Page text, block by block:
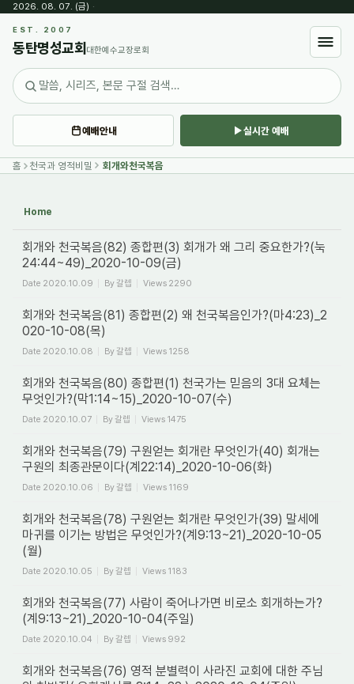
2026. 08. 07. (금) ·
EST. 2007
동탄명성교회 대한예수교장로회
예배안내 실시간 예배
홈 천국과 영적비밀 회개와천국복음
Home
회개와 천국복음(82) 종합편(3) 회개가 왜 그리 중요한가?(눅
24:44~49)_2020-10-09(금)
Date 2020.10.09 By갈렙 Views 2290
회개와 천국복음(81) 종합편(2) 왜 천국복음인가?(마4:23)_2
020-10-08(목)
Date 2020.10.08 By갈렙 Views 1258
회개와 천국복음(80) 종합편(1) 천국가는 믿음의 3대 요체는
무엇인가?(막1:14~15)_2020-10-07(수)
Date 2020.10.07 By갈렙 Views 1475
회개와 천국복음(79) 구원얻는 회개란 무엇인가(40) 회개는
구원의 최종관문이다(계22:14)_2020-10-06(화)
Date 2020.10.06 By갈렙 Views 1169
회개와 천국복음(78) 구원얻는 회개란 무엇인가(39) 말세에
마귀를 이기는 방법은 무엇인가?(계9:13~21)_2020-10-05
(월)
Date 2020.10.05 By갈렙 Views 1183
회개와 천국복음(77) 사람이 죽어나가면 비로소 회개하는가?
(계9:13~21)_2020-10-04(주일)
Date 2020.10.04 By갈렙 Views 992
회개와 천국복음(76) 영적 분별력이 사라진 교회에 대한 주님
Sketchbook5, 스케치북5
Sketchbook5, 스케치북5